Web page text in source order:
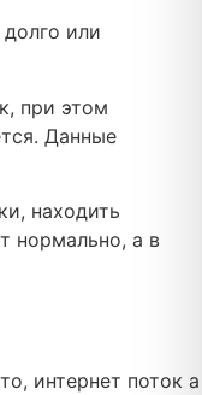
или
при этом
Данные
находить
нормально, а в
интернет поток а